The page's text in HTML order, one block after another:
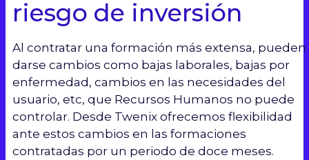
riesgo de inversión
Al contratar una formación más extensa, pueden
darse cambios como bajas laborales, bajas por
enfermedad, cambios en las necesidades del
usuario, etc, que Recursos Humanos no puede
controlar. Desde Twenix ofrecemos flexibilidad
ante estos cambios en las formaciones
contratadas por un periodo de doce meses.